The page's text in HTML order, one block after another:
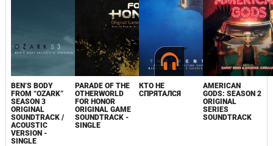
BEN’S BODY
FROM “OZARK”
SEASON 3
ORIGINAL
SOUNDTRACK /
ACOUSTIC
VERSION -
SINGLE
PARADE OF THE
OTHERWORLD
FOR HONOR
ORIGINAL GAME
SOUNDTRACK -
SINGLE
КТО НЕ
СПРЯТАЛСЯ
AMERICAN
GODS: SEASON 2
ORIGINAL
SERIES
SOUNDTRACK